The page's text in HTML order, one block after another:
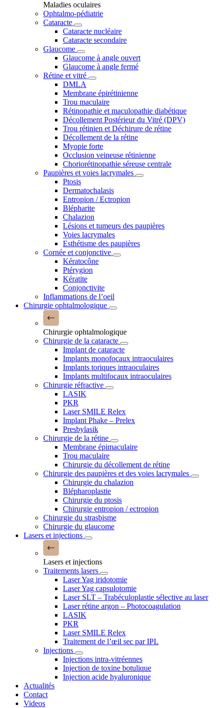
Maladies oculaires
Ophtalmo-pédiatrie
Cataracte
Cataracte nucléaire
Cataracte secondaire
Glaucome
Glaucome à angle ouvert
Glaucome à angle fermé
Rétine et vitré
DMLA
Membrane épirétinienne
Trou maculaire
Rétinopathie et maculopathie diabétique
Décollement Postérieur du Vitré (DPV)
Trou rétinien et Déchirure de rétine
Décollement de la rétine
Myopie forte
Occlusion veineuse rétinienne
Choriorétinopathie séreuse centrale
Paupières et voies lacrymales
Ptosis
Dermatochalasis
Entropion / Ectropion
Blépharite
Chalazion
Lésions et tumeurs des paupières
Voies lacrymales
Esthétisme des paupières
Cornée et conjonctive
Kératocône
Ptérygion
Kératite
Conjonctivite
Inflammations de l’oeil
Chirurgie ophtalmologique
Chirurgie ophtalmologique
Chirurgie de la cataracte
Implant de cataracte
Implants monofocaux intraoculaires
Implants toriques intraoculaires
Implants multifocaux intraoculaires
Chirurgie réfractive
LASIK
PKR
Laser SMILE Relex
Implant Phake – Prelex
Presbylasik
Chirurgie de la rétine
Membrane épimaculaire
Trou maculaire
Chirurgie du décollement de rétine
Chirurgie des paupières et des voies lacrymales
Chirurgie du chalazion
Blépharoplastie
Chirurgie du ptosis
Chirurgie entropion / ectropion
Chirurgie du strasbisme
Chirurgie du glaucome
Lasers et injections
Lasers et injections
Traitements lasers
Laser Yag iridotomie
Laser Yag capsulotomie
Laser SLT – Trabéculoplastie sélective au laser
Laser rétine argon – Photocoagulation
LASIK
PKR
Laser SMILE Relex
Traitement de l’œil sec par IPL
Injections
Injections intra-vitréennes
Injection de toxine botulique
Injection acide hyaluronique
Actualités
Contact
Videos